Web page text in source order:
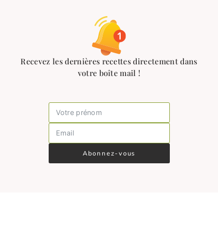
Recevez les dernières recettes directement dans
votre boîte mail !
Abonnez-vous